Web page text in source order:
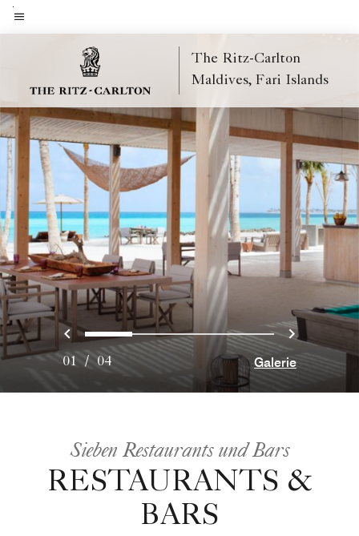
Skip
toMenütext
The Ritz-Carlton
Maldives, Fari Islands
Vorherige
0 1 2 3 Weiter
01 / 04 Galerie
Sieben Restaurants und Bars
RESTAURANTS &
BARS